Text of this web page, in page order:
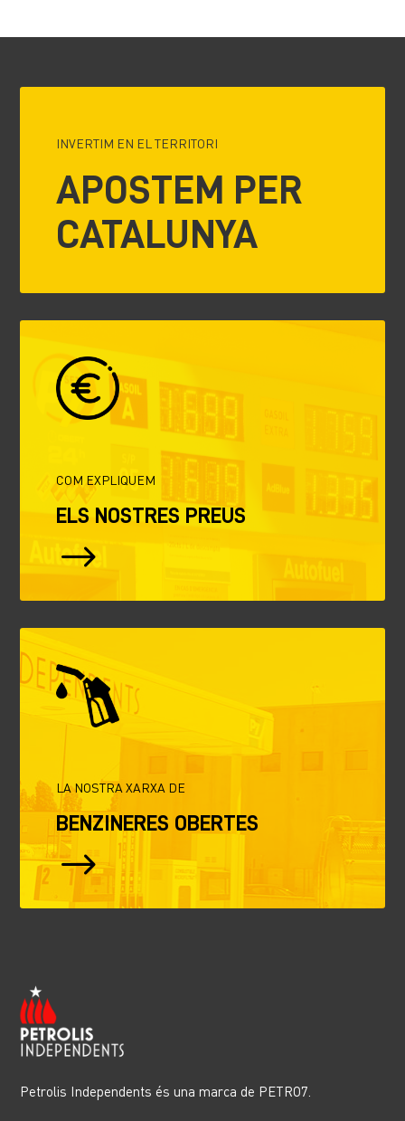
INVERTIM EN EL TERRITORI
APOSTEM PER
CATALUNYA
COM EXPLIQUEM
ELS NOSTRES PREUS
$
LA NOSTRA XARXA DE
BENZINERES OBERTES
$
Petrolis Independents és una marca de PETRO7.